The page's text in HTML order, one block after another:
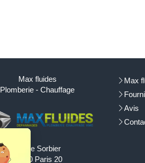
Max fluides
Plomberie - Chauffage
42 rue Sorbier
75020 Paris 20
Max
Avis